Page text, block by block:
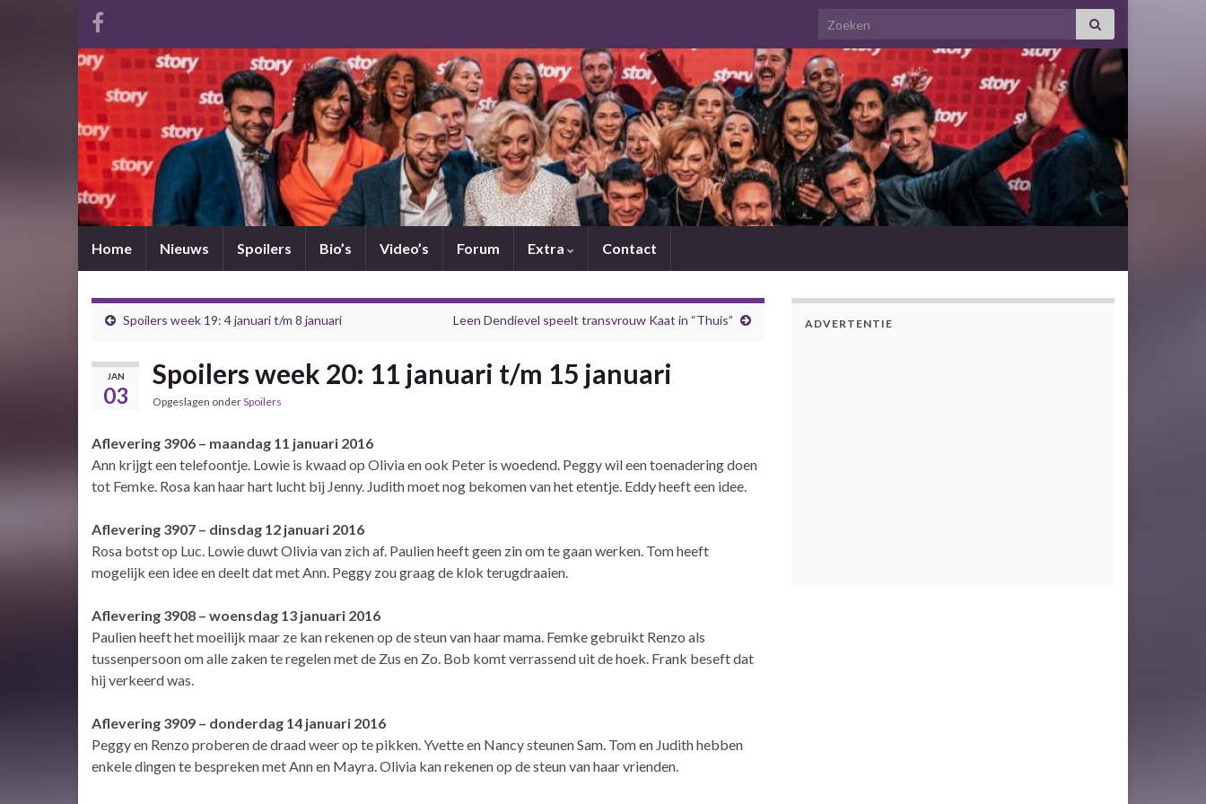
Search for:
Home Nieuws Spoilers Bio’s Video’s Forum Extra Contact
Spoilers week 19: 4 januari t/m 8 januari Leen Dendievel speelt transvrouw Kaat in “Thuis”
JAN
03
Spoilers week 20: 11 januari t/m 15 januari
Opgeslagen onderSpoilers
Aflevering 3906 – maandag 11 januari 2016
Ann krijgt een telefoontje. Lowie is kwaad op Olivia en ook Peter is woedend. Peggy wil een toenadering doen
tot Femke. Rosa kan haar hart lucht bij Jenny. Judith moet nog bekomen van het etentje. Eddy heeft een idee.
Aflevering 3907 – dinsdag 12 januari 2016
Rosa botst op Luc. Lowie duwt Olivia van zich af. Paulien heeft geen zin om te gaan werken. Tom heeft
mogelijk een idee en deelt dat met Ann. Peggy zou graag de klok terugdraaien.
Aflevering 3908 – woensdag 13 januari 2016
Paulien heeft het moeilijk maar ze kan rekenen op de steun van haar mama. Femke gebruikt Renzo als
tussenpersoon om alle zaken te regelen met de Zus en Zo. Bob komt verrassend uit de hoek. Frank beseft dat
hij verkeerd was.
Aflevering 3909 – donderdag 14 januari 2016
Peggy en Renzo proberen de draad weer op te pikken. Yvette en Nancy steunen Sam. Tom en Judith hebben
enkele dingen te bespreken met Ann en Mayra. Olivia kan rekenen op de steun van haar vrienden.
ADVERTENTIE